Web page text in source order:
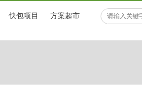
快包项目 方案超市